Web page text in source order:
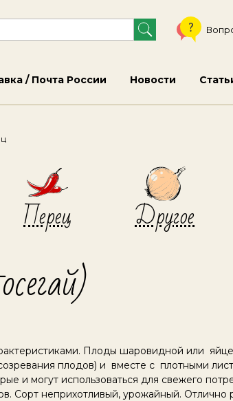
/ Почта России Новости
Перец Другое
Плоды шаровидной или
плодов) и вместе с плотными
и могут использоваться для свежего
Сорт неприхотливый, урожайный. Отлично